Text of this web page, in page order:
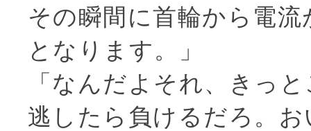
その瞬間に首輪から電
となります。」
「なんだよそれ、きっ
逃したら負けるだろ。